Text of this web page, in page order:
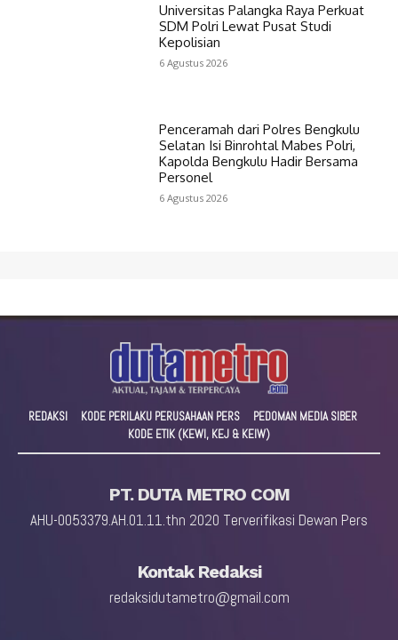
Universitas Palangka Raya Perkuat
SDM Polri Lewat Pusat Studi
Kepolisian
6 Agustus 2026
Penceramah dari Polres Bengkulu
Selatan Isi Binrohtal Mabes Polri,
Kapolda Bengkulu Hadir Bersama
Personel
6 Agustus 2026
REDAKSI KODE PERILAKU PERUSAHAAN PERS
PEDOMAN MEDIA SIBER
KODE ETIK (KEWI, KEJ & KEIW)
PT. DUTA METRO COM
AHU-0053379.AH.01.11.thn 2020 Terverifikasi Dewan Pers
Kontak Redaksi
redaksidutametro@gmail.com